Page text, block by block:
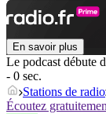
En savoir plus
Le podcast débute
- 0 sec.
Stations de radio
Écoutez